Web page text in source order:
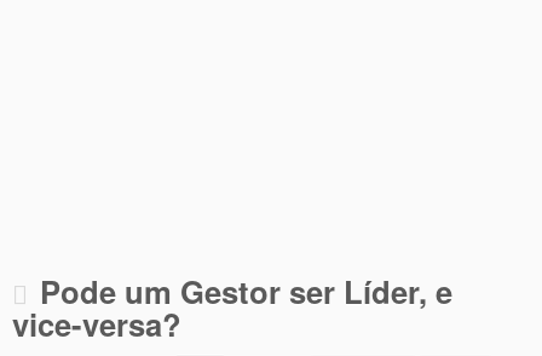
Pode um Gestor ser Líder, e
vice-versa?